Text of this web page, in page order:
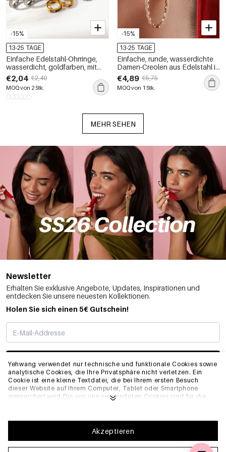
Yehwang verwendet nur technische und funktionale Cookies sowie
analytische Cookies, die Ihre Privatsphäre nicht verletzen. Ein
Cookie ist eine kleine Textdatei, die bei Ihrem ersten Besuch
dieser Website auf Ihrem Computer, Tablet oder Smartphone
gespeichert wird.Die von uns verwendeten Cookies sind für die
Website, ordnungsgemäß zu funktionieren und z.B. Ihre
bevorzugten Einstellungen zu speichern. Sie ermöglichen es uns
auch, unsere Website zu optimieren.Um sicherzustellen, dass Sie
eine gute Browsing- und Einkaufserfahrung auf Yehwang haben,
Akzeptieren
-15%
13-25 TAGE
Einfache Edelstahl-Ohrringe,
wasserdicht, goldfarben, mit
Strasssteinen, Damen-Creolen
der Simple Series
€2,04 €2,40
MOQ von 2 Stk.
-15%
13-25 TAGE
Einfache, runde, wasserdichte
Damen-Creolen aus Edelstahl in
Goldfarbe mit Strasssteinen
€4,89 €5,75
MOQ von 1 Stk.
MEHR SEHEN
Newsletter
Erhalten Sie exklusive Angebote, Updates, Inspirationen und
entdecken Sie unsere neuesten Kollektionen.
Holen Sie sich einen 5€ Gutschein!
ABONNIEREN
INFO